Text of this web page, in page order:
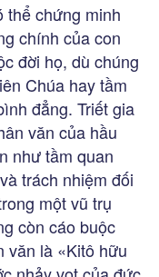
thể chứng minh
chính của con
đời họ, dù chúng
Chúa hay tầm
đẳng. Triết gia
văn của hầu
như tầm quan
trách nhiệm đối
một vũ trụ
còn cáo buộc
văn là «Kitô hữu